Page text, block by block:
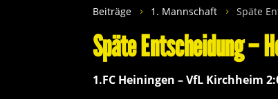
Beiträge
5 1. Mannschaft 5 Späte
Späte Entscheidung –
1.FC Heiningen – VfL Kirchheim